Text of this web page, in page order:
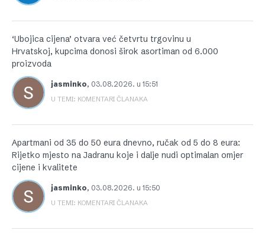
‘Ubojica cijena’ otvara već četvrtu trgovinu u
Hrvatskoj, kupcima donosi širok asortiman od 6.000
proizvoda
jasminko, 03.08.2026. u 15:51
U TEMI: KOMENTARI ČLANAKA
Apartmani od 35 do 50 eura dnevno, ručak od 5 do 8 eura:
Rijetko mjesto na Jadranu koje i dalje nudi optimalan omjer
cijene i kvalitete
jasminko, 03.08.2026. u 15:50
U TEMI: KOMENTARI ČLANAKA